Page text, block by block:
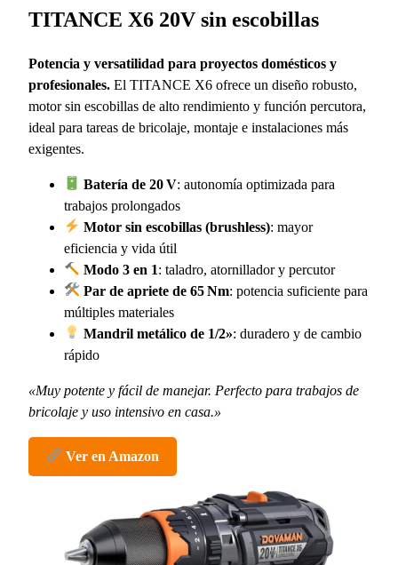
TITANCE X6 20V sin escobillas
Potencia y versatilidad para proyectos domésticos y
profesionales. El TITANCE X6 ofrece un diseño robusto,
motor sin escobillas de alto rendimiento y función percutora,
ideal para tareas de bricolaje, montaje e instalaciones más
exigentes.
Batería de 20 V: autonomía optimizada para
trabajos prolongados
Motor sin escobillas (brushless): mayor
eficiencia y vida útil
Modo 3 en 1: taladro, atornillador y percutor
Par de apriete de 65 Nm: potencia suficiente para
múltiples materiales
Mandril metálico de 1/2»: duradero y de cambio
rápido
«Muy potente y fácil de manejar. Perfecto para trabajos de
bricolaje y uso intensivo en casa.»
Ver en Amazon